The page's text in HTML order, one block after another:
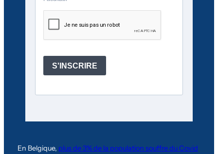
En Belgique, plus de 3% de la population souffre du Covid